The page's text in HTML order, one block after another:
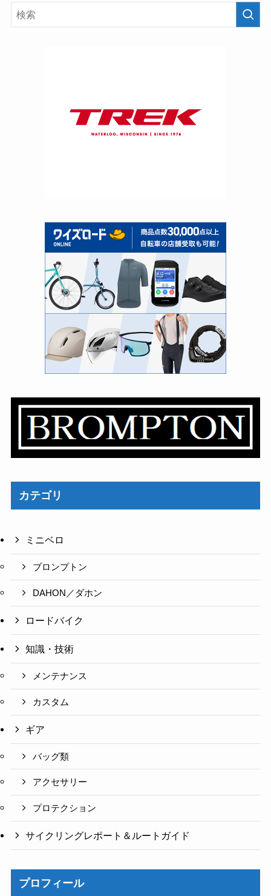
カテゴリ
ミニベロ
ブロンプトン
DAHON／ダホン
ロードバイク
知識・技術
メンテナンス
カスタム
ギア
バッグ類
アクセサリー
プロテクション
サイクリングレポート＆ルートガイド
プロフィール